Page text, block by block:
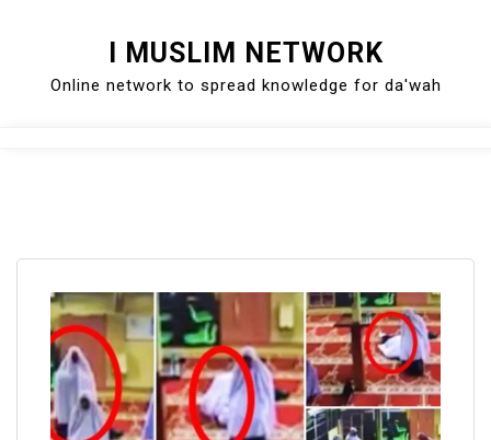
content
I MUSLIM NETWORK
Online network to spread knowledge for da'wah